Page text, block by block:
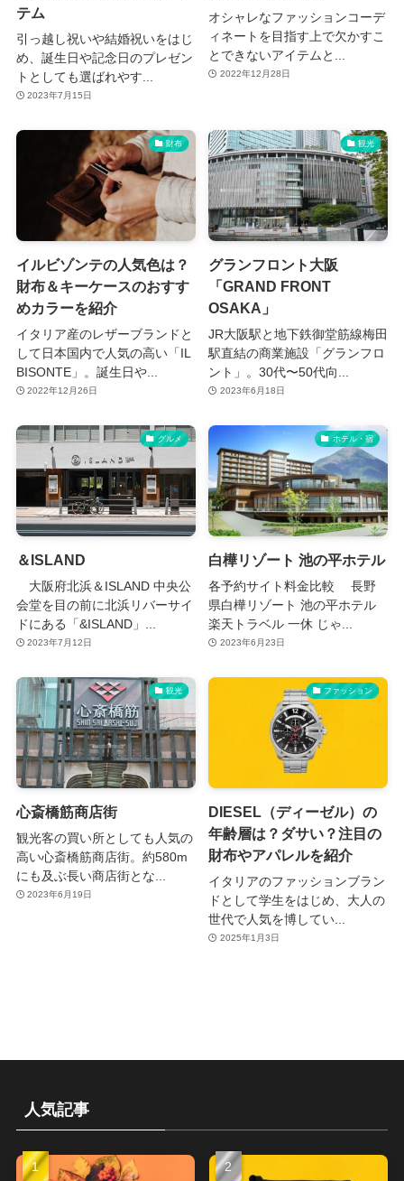
テム
引っ越し祝いや結婚祝いをはじ
め、誕生日や記念日のプレゼン
トとしても選ばれやす...
2023年7月15日
オシャレなファッションコーデ
ィネートを目指す上で欠かすこ
とできないアイテムと...
2022年12月28日
財布
イルビゾンテの人気色は？
財布＆キーケースのおすす
めカラーを紹介
イタリア産のレザーブランドと
して日本国内で人気の高い「IL
BISONTE」。誕生日や...
2022年12月26日
観光
グランフロント大阪
「GRAND FRONT
OSAKA」
JR大阪駅と地下鉄御堂筋線梅田
駅直結の商業施設「グランフロ
ント」。30代〜50代向...
2023年6月18日
グルメ
＆ISLAND
大阪府北浜＆ISLAND 中央公
会堂を目の前に北浜リバーサイ
ドにある「&ISLAND」...
2023年7月12日
ホテル・宿
白樺リゾート 池の平ホテル
各予約サイト料金比較 長野
県白樺リゾート 池の平ホテル
楽天トラベル 一休 じゃ...
2023年6月23日
観光
心斎橋筋商店街
観光客の買い所としても人気の
高い心斎橋筋商店街。約580m
にも及ぶ長い商店街とな...
2023年6月19日
ファッション
DIESEL（ディーゼル）の
年齢層は？ダサい？注目の
財布やアパレルを紹介
イタリアのファッションブラン
ドとして学生をはじめ、大人の
世代で人気を博してい...
2025年1月3日
人気記事